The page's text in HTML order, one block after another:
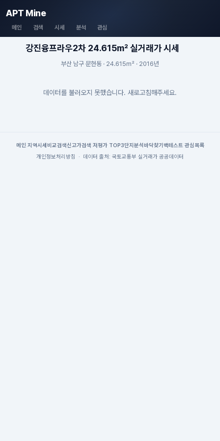
APT Mine
메인 검색 시세 분석 관심
강진융프라우2차 24.615m² 실거래가 시세
부산 남구 문현동 · 24.615m² · 2016년
데이터를 불러오지 못했습니다. 새로고침해주세요.
메인| 지역시세 비교검색신고가검색 저평가 TOP3단지분석 바닥찾기 백테스트 관심목록
개인정보처리방침
· 데이터 출처: 국토교통부 실거래가 공공데이터